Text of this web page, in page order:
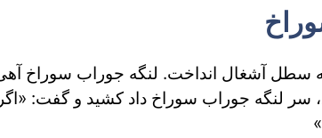
سطل آشغال انداخت. لنگه جوراب سوراخ
سر لنگه جوراب سوراخ داد کشید و گفت: